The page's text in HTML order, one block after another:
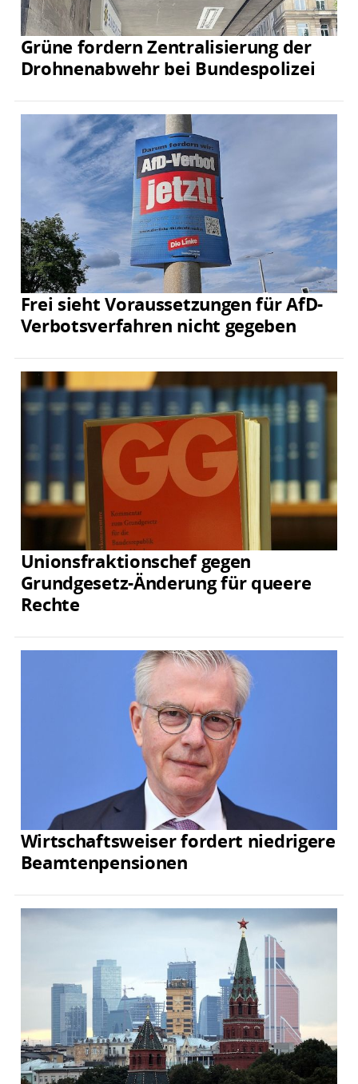
Grüne fordern Zentralisierung der
Drohnenabwehr bei Bundespolizei
Frei sieht Voraussetzungen für AfD-
Verbotsverfahren nicht gegeben
Unionsfraktionschef gegen
Grundgesetz-Änderung für queere
Rechte
Wirtschaftsweiser fordert niedrigere
Beamtenpensionen